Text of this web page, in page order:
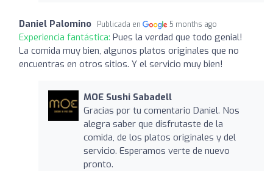
Daniel Palomino Publicada en 5 months ago
Experiencia fantástica: Pues la verdad que todo genial!
La comida muy bien, algunos platos originales que no
encuentras en otros sitios. Y el servicio muy bien!
MOE Sushi Sabadell
Gracias por tu comentario Daniel. Nos
alegra saber que disfrutaste de la
comida, de los platos originales y del
servicio. Esperamos verte de nuevo
pronto.